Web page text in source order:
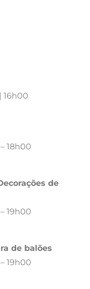
16h00
18h00
de
19h00
de balões
19h00